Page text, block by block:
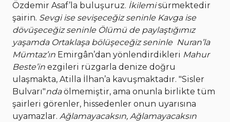
Özdemir Asaf’la buluşuruz. İkilemisürmektedir
şairin. Sevgi ise sevişeceğiz seninle Kavga ise
dövüşeceğiz seninle Ölümü de paylaştığımız
yaşamda Ortaklaşa bölüşeceğiz seninle Nuran’la
Mümtaz’ın Emirgân’dan yönlendirdikleri Mahur
Beste’in ezgileri rüzgarla denize doğru
ulaşmakta, Atilla İlhan’a kavuşmaktadır. "Sisler
Bulvarı"ndaölmemiştir, ama onunla birlikte tüm
şairleri görenler, hissedenler onun uyarısına
uyamazlar. Ağlamayacaksın, Ağlamayacaksın